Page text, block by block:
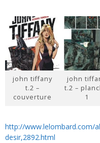
john tiffany
t.2 –
couverture
john
t.2 –
1
http://www.lelombard.com/
desir,2892.html